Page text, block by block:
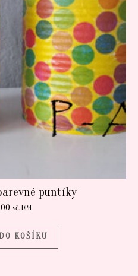
barevné puntíky
vč. DPH
KOŠÍKU